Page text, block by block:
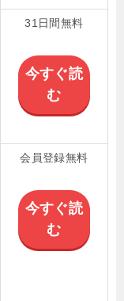
31日間無料
今すぐ読
む
会員登録無料
今すぐ読
む